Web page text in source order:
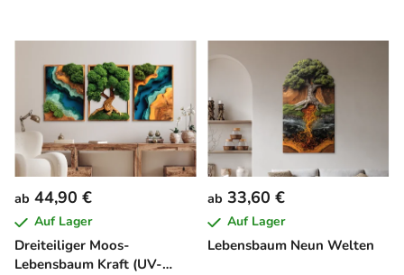
Dreiteiliger Moos-
Lebensbaum Kraft (UV-
ab 44,90 €
Auf Lager
Lebensbaum Neun Welten
ab 33,60 €
Auf Lager